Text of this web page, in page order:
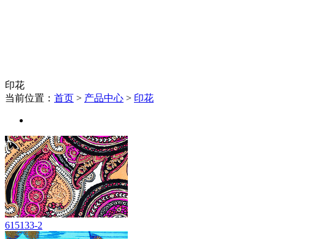
印花
当前位置： 首页 > 产品中心 > 印花
615133-2